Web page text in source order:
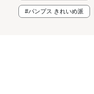
#パンプス きれいめ派